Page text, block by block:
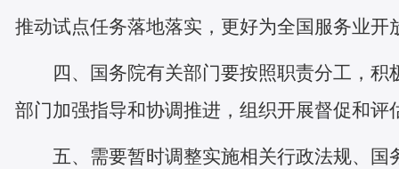
推动试点任务落地落实，更好为全国服务业开
四、国务院有关部门要按照职责分工，
部门加强指导和协调推进，组织开展督促和
五、需要暂时调整实施相关行政法规、